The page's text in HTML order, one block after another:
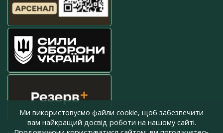
Ми використовуємо файли cookie, щоб забезпечити
вам найкращий досвід роботи на нашому сайті.